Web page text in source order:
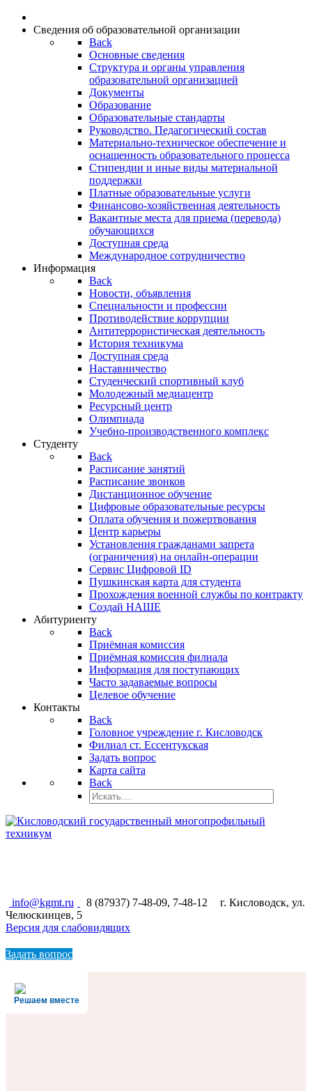
Сведения об образовательной организации
Back
Основные сведения
Структура и органы управления
образовательной организацией
Документы
Образование
Образовательные стандарты
Руководство. Педагогический состав
Материально-техническое обеспечение и
оснащенность образовательного процесса
Стипендии и иные виды материальной
поддержки
Платные образовательные услуги
Финансово-хозяйственная деятельность
Вакантные места для приема (перевода)
обучающихся
Доступная среда
Международное сотрудничество
Информация
Back
Новости, объявления
Специальности и профессии
Противодействие коррупции
Антитеррористическая деятельность
История техникума
Доступная среда
Наставничество
Студенческий спортивный клуб
Молодежный медиацентр
Ресурсный центр
Олимпиада
Учебно-производственного комплекс
Студенту
Back
Расписание занятий
Расписание звонков
Дистанционное обучение
Цифровые образовательные ресурсы
Оплата обучения и пожертвования
Центр карьеры
Установления гражданами запрета
(ограничения) на онлайн-операции
Сервис Цифровой ID
Пушкинская карта для студента
Прохождения военной службы по контракту
Создай НАШЕ
Абитуриенту
Back
Приёмная комиссия
Приёмная комиссия филиала
Информация для поступающих
Часто задаваемые вопросы
Целевое обучение
Контакты
Back
Головное учреждение г. Кисловодск
Филиал ст. Ессентукская
Задать вопрос
Карта сайта
Back
info@kgmt.ru 8 (87937) 7-48-09, 7-48-12
г. Кисловодск, ул.
Челюскинцев, 5
Версия для слабовидящих
Задать вопрос
Решаем вместе